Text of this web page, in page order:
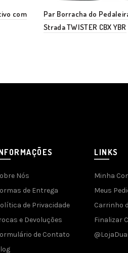
com
Par Borracha do
Strada TWISTER CBX YBR
Nós
de Entrega
de Privacidade
e Devoluções
de Contato
LINKS
Minha
Meus
Carrinho
Finalizar